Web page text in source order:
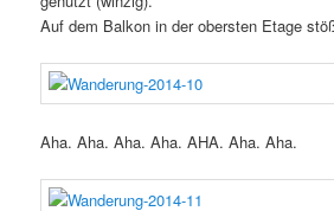
Auf dem Balkon in der obersten Etage
Aha. Aha. Aha. Aha. AHA. Aha. Aha.